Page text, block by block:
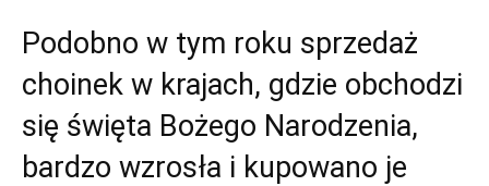
Podobno w tym roku sprzedaż
choinek w krajach, gdzie obchodzi
się święta Bożego Narodzenia,
bardzo wzrosła i kupowano je